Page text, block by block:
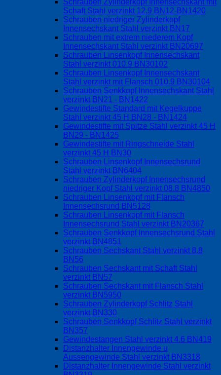
Schrauben Zylinderkopf Innensechskant mit
Schaft Stahl verzinkt 12.9 BN12-BN1420
Schrauben niedriger Zylinderkopf
Innensechskant Stahl verzinkt BN17
Schrauben mit extrem niederem Kopf
Innensechskant Stahl verzinkt BN20697
Schrauben Linsenkopf Innensechskant
Stahl verzinkt 010.9 BN30102
Schrauben Linsenkopf Innensechskant
Stahl verzinkt mit Flansch 010.9 BN30104
Schrauben Senkkopf Innensechskant Stahl
verzinkt BN21 - BN1422
Gewindestifte Standard mit Kegelkuppe
Stahl verzinkt 45 H BN28 - BN1424
Gewindestifte mit Spitze Stahl verzinkt 45 H
BN29 - BN1425
Gewindestifte mit Ringschneide Stahl
verzinkt 45 H BN30
Schrauben Linsenkopf Innensechsrund
Stahl verzinkt BN6404
Schrauben Zylinderkopf Innensechsrund
niedriger Kopf Stahl verzinkt 08.8 BN4850
Schrauben Linsenkopf mit Flansch
Innensechsrund BN5128
Schrauben Linsenkopf mit Flansch
Innensechsrund Stahl verzinkt BN20367
Schrauben Senkkopf Innensechsrund Stahl
verzinkt BN4851
Schrauben Sechskant Stahl verzinkt 8.8
BN56
Schrauben Sechskant mit Schaft Stahl
verzinkt BN57
Schrauben Sechskant mit Flansch Stahl
verzinkt BN5950
Schrauben Zylinderkopf Schlitz Stahl
verzinkt BN330
Schrauben Senkkopf Schlitz Stahl verzinkt
BN357
Gewindestangen Stahl verzinkt 4.6 BN419
Distanzhalter Innengewinde u
Aussengewinde Stahl verzinkt BN3318
Distanzhalter Innengewinde Stahl verzinkt